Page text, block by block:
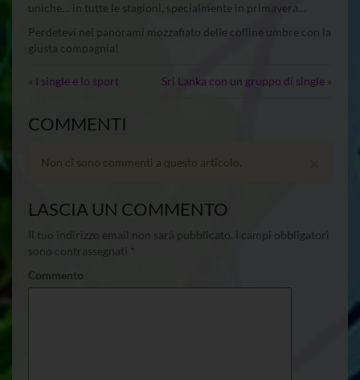
uniche… in tutte le stagioni, specialmente in primavera…
Perdetevi nei panorami mozzafiato delle colline umbre con la
giusta compagnia!
« I single e lo sport Sri Lanka con un gruppo di single »
COMMENTI
Non ci sono commenti a questo articolo.
LASCIA UN COMMENTO
Il tuo indirizzo email non sarà pubblicato.
I campi obbligatori
sono contrassegnati
Commento